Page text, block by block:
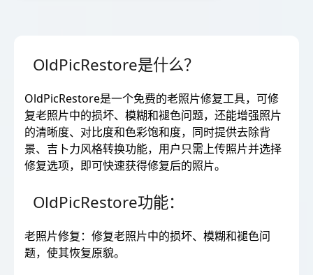
OldPicRestore是什么？
OldPicRestore是一个免费的老照片修复工具，可修
复老照片中的损坏、模糊和褪色问题，还能增强照片
的清晰度、对比度和色彩饱和度，同时提供去除背
景、吉卜力风格转换功能，用户只需上传照片并选择
修复选项，即可快速获得修复后的照片。
OldPicRestore功能：
老照片修复：修复老照片中的损坏、模糊和褪色问
题，使其恢复原貌。